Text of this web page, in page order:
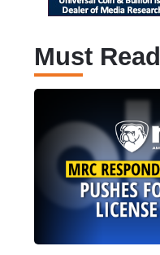
Must Read